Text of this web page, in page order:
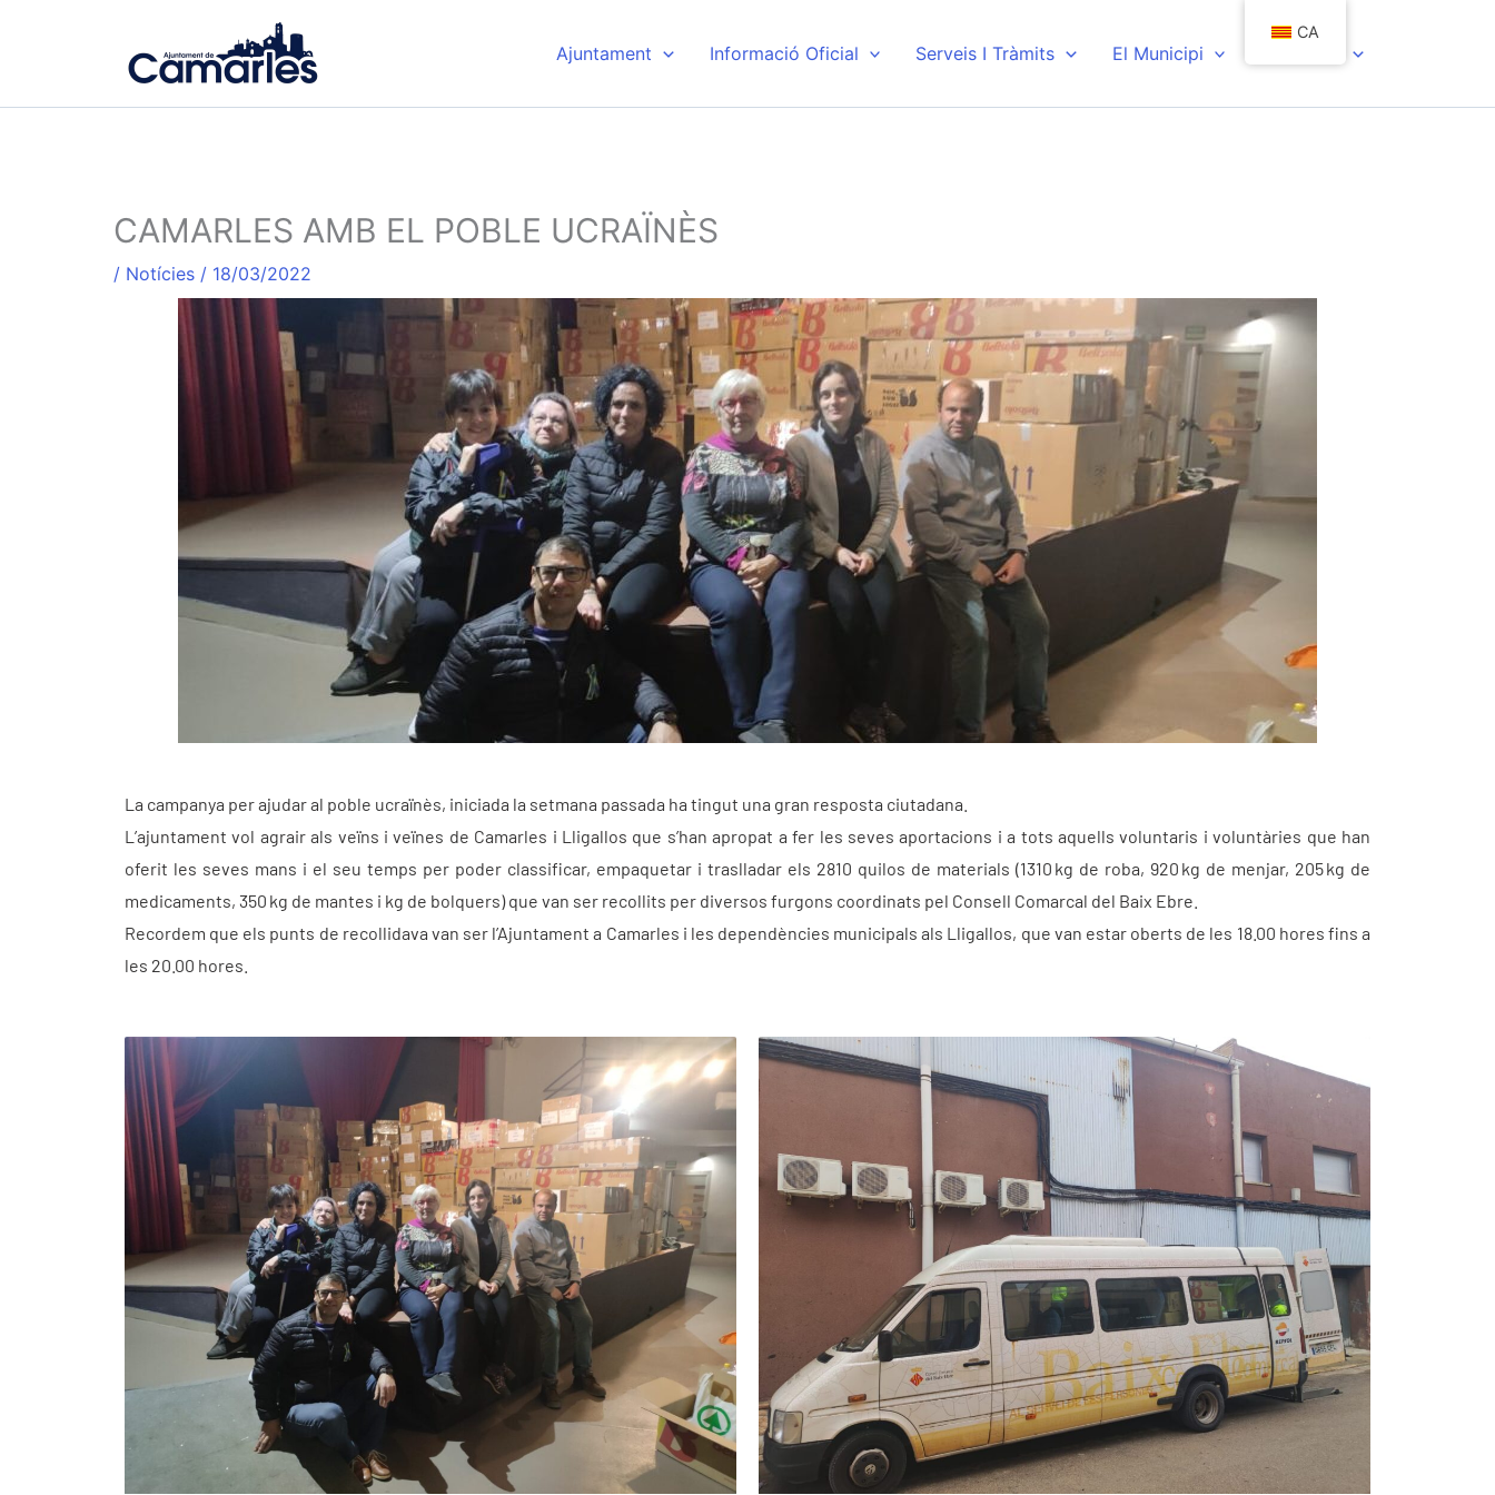
Ajuntament Informació Oficial Serveis I Tràmits El Municipi
CAMARLES AMB EL POBLE UCRAÏNÈS
/ Notícies / 18/03/2022
La campanya per ajudar al poble ucraïnès, iniciada la setmana passada ha tingut una gran resposta ciutadana.
L’ajuntament vol agrair als veïns i veïnes de Camarles i Lligallos que s’han apropat a fer les seves aportacions i a tots aquells voluntaris i voluntàries que han
oferit les seves mans i el seu temps per poder classificar, empaquetar i traslladar els 2810 quilos de materials (1310 kg de roba, 920 kg de menjar, 205 kg de
medicaments, 350 kg de mantes i kg de bolquers) que van ser recollits per diversos furgons coordinats pel Consell Comarcal del Baix Ebre.
Recordem que els punts de recollidava van ser l’Ajuntament a Camarles i les dependències municipals als Lligallos, que van estar oberts de les 18.00 hores fins a
les 20.00 hores.
CA